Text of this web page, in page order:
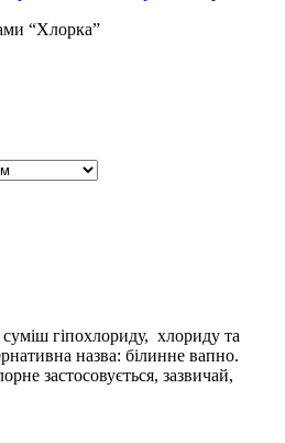
“Хлорка”
гіпохлориду, хлориду та
назва: білинне вапно.
застосовується, зазвичай,